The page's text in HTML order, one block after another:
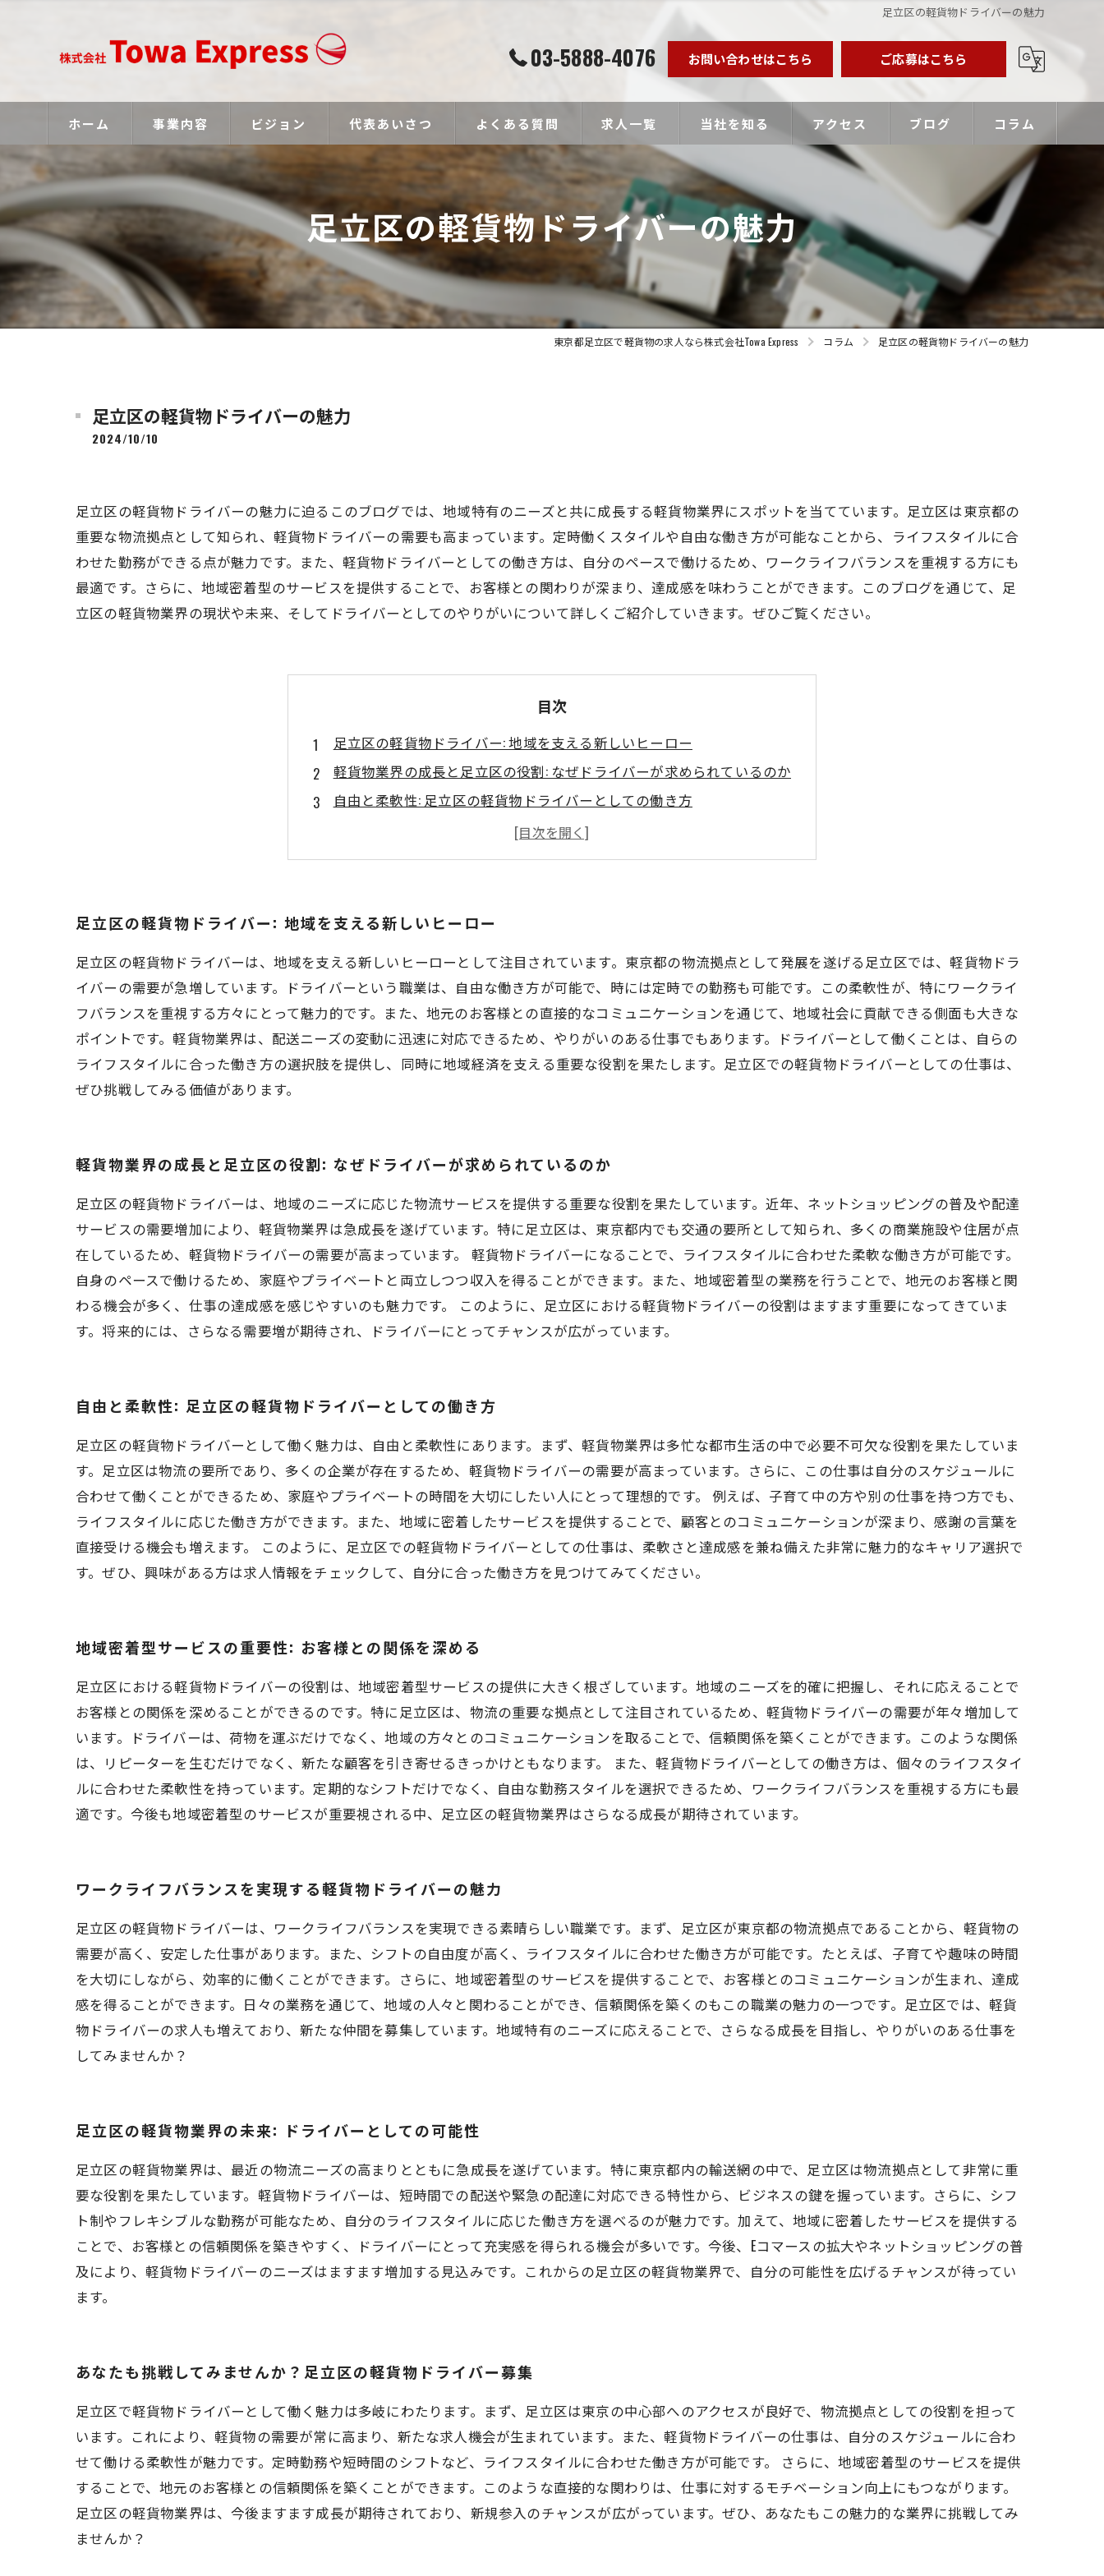
足立区の軽貨物ドライバーの魅力
03-5888-4076 お問い合わせはこちら ご応募はこちら
ホーム 事業内容 ビジョン 代表あいさつ よくある質問 求人一覧 当社を知る
個人事業主
ドライバー
未経験
経験者優遇
高収入
アクセス ブログ コラム
足立区の軽貨物ドライバーの魅力
東京都足立区で軽貨物の求人なら株式会社Towa Express コラム 足立区の軽貨物ドライバーの魅力
足立区の軽貨物ドライバーの魅力
2024/10/10
足立区の軽貨物ドライバーの魅力に迫るこのブログでは、地域特有のニーズと共に成長する軽貨物業界にスポットを当てています。足立区は東京都の
重要な物流拠点として知られ、軽貨物ドライバーの需要も高まっています。定時働くスタイルや自由な働き方が可能なことから、ライフスタイルに合
わせた勤務ができる点が魅力です。また、軽貨物ドライバーとしての働き方は、自分のペースで働けるため、ワークライフバランスを重視する方にも
最適です。さらに、地域密着型のサービスを提供することで、お客様との関わりが深まり、達成感を味わうことができます。このブログを通じて、足
立区の軽貨物業界の現状や未来、そしてドライバーとしてのやりがいについて詳しくご紹介していきます。ぜひご覧ください。
目次
足立区の軽貨物ドライバー: 地域を支える新しいヒーロー
軽貨物業界の成長と足立区の役割: なぜドライバーが求められているのか
自由と柔軟性: 足立区の軽貨物ドライバーとしての働き方
地域密着型サービスの重要性: お客様との関係を深める
ワークライフバランスを実現する軽貨物ドライバーの魅力
あなたも挑戦してみませんか？足立区の軽貨物ドライバー募集
足立区の軽貨物ドライバー: 地域を支える新しいヒーロー
足立区の軽貨物ドライバーは、地域を支える新しいヒーローとして注目されています。東京都の物流拠点として発展を遂げる足立区では、軽貨物ドラ
イバーの需要が急増しています。ドライバーという職業は、自由な働き方が可能で、時には定時での勤務も可能です。この柔軟性が、特にワークライ
フバランスを重視する方々にとって魅力的です。また、地元のお客様との直接的なコミュニケーションを通じて、地域社会に貢献できる側面も大きな
ポイントです。軽貨物業界は、配送ニーズの変動に迅速に対応できるため、やりがいのある仕事でもあります。ドライバーとして働くことは、自らの
ライフスタイルに合った働き方の選択肢を提供し、同時に地域経済を支える重要な役割を果たします。足立区での軽貨物ドライバーとしての仕事は、
ぜひ挑戦してみる価値があります。
軽貨物業界の成長と足立区の役割: なぜドライバーが求められているのか
足立区の軽貨物ドライバーは、地域のニーズに応じた物流サービスを提供する重要な役割を果たしています。近年、ネットショッピングの普及や配達
サービスの需要増加により、軽貨物業界は急成長を遂げています。特に足立区は、東京都内でも交通の要所として知られ、多くの商業施設や住居が点
在しているため、軽貨物ドライバーの需要が高まっています。 軽貨物ドライバーになることで、ライフスタイルに合わせた柔軟な働き方が可能です。
自身のペースで働けるため、家庭やプライベートと両立しつつ収入を得ることができます。また、地域密着型の業務を行うことで、地元のお客様と関
わる機会が多く、仕事の達成感を感じやすいのも魅力です。 このように、足立区における軽貨物ドライバーの役割はますます重要になってきていま
す。将来的には、さらなる需要増が期待され、ドライバーにとってチャンスが広がっています。
自由と柔軟性: 足立区の軽貨物ドライバーとしての働き方
足立区の軽貨物ドライバーとして働く魅力は、自由と柔軟性にあります。まず、軽貨物業界は多忙な都市生活の中で必要不可欠な役割を果たしていま
す。足立区は物流の要所であり、多くの企業が存在するため、軽貨物ドライバーの需要が高まっています。さらに、この仕事は自分のスケジュールに
合わせて働くことができるため、家庭やプライベートの時間を大切にしたい人にとって理想的です。 例えば、子育て中の方や別の仕事を持つ方でも、
ライフスタイルに応じた働き方ができます。また、地域に密着したサービスを提供することで、顧客とのコミュニケーションが深まり、感謝の言葉を
直接受ける機会も増えます。 このように、足立区での軽貨物ドライバーとしての仕事は、柔軟さと達成感を兼ね備えた非常に魅力的なキャリア選択で
す。ぜひ、興味がある方は求人情報をチェックして、自分に合った働き方を見つけてみてください。
地域密着型サービスの重要性: お客様との関係を深める
足立区における軽貨物ドライバーの役割は、地域密着型サービスの提供に大きく根ざしています。地域のニーズを的確に把握し、それに応えることで
お客様との関係を深めることができるのです。特に足立区は、物流の重要な拠点として注目されているため、軽貨物ドライバーの需要が年々増加して
います。ドライバーは、荷物を運ぶだけでなく、地域の方々とのコミュニケーションを取ることで、信頼関係を築くことができます。このような関係
は、リピーターを生むだけでなく、新たな顧客を引き寄せるきっかけともなります。 また、軽貨物ドライバーとしての働き方は、個々のライフスタイ
ルに合わせた柔軟性を持っています。定期的なシフトだけでなく、自由な勤務スタイルを選択できるため、ワークライフバランスを重視する方にも最
適です。今後も地域密着型のサービスが重要視される中、足立区の軽貨物業界はさらなる成長が期待されています。
ワークライフバランスを実現する軽貨物ドライバーの魅力
足立区の軽貨物ドライバーは、ワークライフバランスを実現できる素晴らしい職業です。まず、足立区が東京都の物流拠点であることから、軽貨物の
需要が高く、安定した仕事があります。また、シフトの自由度が高く、ライフスタイルに合わせた働き方が可能です。たとえば、子育てや趣味の時間
を大切にしながら、効率的に働くことができます。さらに、地域密着型のサービスを提供することで、お客様とのコミュニケーションが生まれ、達成
感を得ることができます。日々の業務を通じて、地域の人々と関わることができ、信頼関係を築くのもこの職業の魅力の一つです。足立区では、軽貨
物ドライバーの求人も増えており、新たな仲間を募集しています。地域特有のニーズに応えることで、さらなる成長を目指し、やりがいのある仕事を
してみませんか？
足立区の軽貨物業界の未来: ドライバーとしての可能性
足立区の軽貨物業界は、最近の物流ニーズの高まりとともに急成長を遂げています。特に東京都内の輸送網の中で、足立区は物流拠点として非常に重
要な役割を果たしています。軽貨物ドライバーは、短時間での配送や緊急の配達に対応できる特性から、ビジネスの鍵を握っています。さらに、シフ
ト制やフレキシブルな勤務が可能なため、自分のライフスタイルに応じた働き方を選べるのが魅力です。加えて、地域に密着したサービスを提供する
ことで、お客様との信頼関係を築きやすく、ドライバーにとって充実感を得られる機会が多いです。今後、Eコマースの拡大やネットショッピングの普
及により、軽貨物ドライバーのニーズはますます増加する見込みです。これからの足立区の軽貨物業界で、自分の可能性を広げるチャンスが待ってい
ます。
あなたも挑戦してみませんか？足立区の軽貨物ドライバー募集
足立区で軽貨物ドライバーとして働く魅力は多岐にわたります。まず、足立区は東京の中心部へのアクセスが良好で、物流拠点としての役割を担って
います。これにより、軽貨物の需要が常に高まり、新たな求人機会が生まれています。また、軽貨物ドライバーの仕事は、自分のスケジュールに合わ
せて働ける柔軟性が魅力です。定時勤務や短時間のシフトなど、ライフスタイルに合わせた働き方が可能です。 さらに、地域密着型のサービスを提供
することで、地元のお客様との信頼関係を築くことができます。このような直接的な関わりは、仕事に対するモチベーション向上にもつながります。
足立区の軽貨物業界は、今後ますます成長が期待されており、新規参入のチャンスが広がっています。ぜひ、あなたもこの魅力的な業界に挑戦してみ
ませんか？